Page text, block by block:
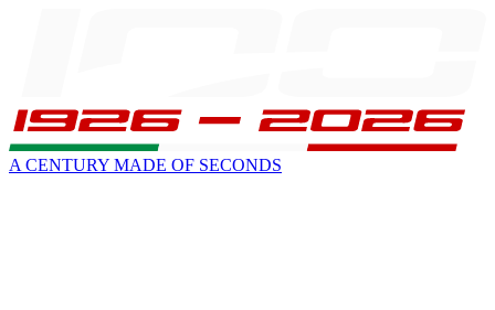
A CENTURY MADE OF SECONDS